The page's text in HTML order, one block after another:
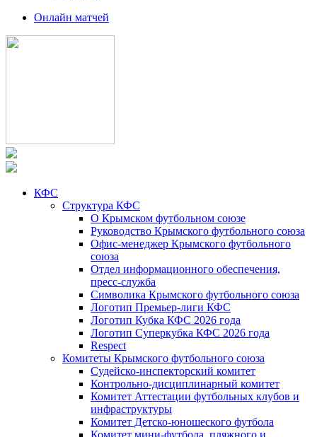
Онлайн матчей
КФС
Структура КФС
О Крымском футбольном союзе
Руководство Крымского футбольного союза
Офис-менеджер Крымского футбольного
союза
Отдел информационного обеспечения,
пресс-служба
Символика Крымского футбольного союза
Логотип Премьер-лиги КФС
Логотип Кубка КФС 2026 года
Логотип Суперкубка КФС 2026 года
Respect
Комитеты Крымского футбольного союза
Судейско-инспекторский комитет
Контрольно-дисциплинарный комитет
Комитет Аттестации футбольных клубов и
инфраструктуры
Комитет Детско-юношеского футбола
Комитет мини-футбола, пляжного и